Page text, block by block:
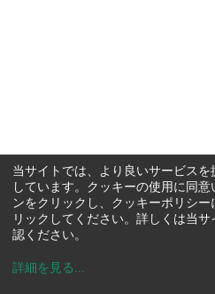
当サイトでは、より良いサービス
しています。クッキーの使用に同
ンをクリックし、クッキーポリシ
リックしてください。詳しくは当サ
認ください。
詳細を見る ...